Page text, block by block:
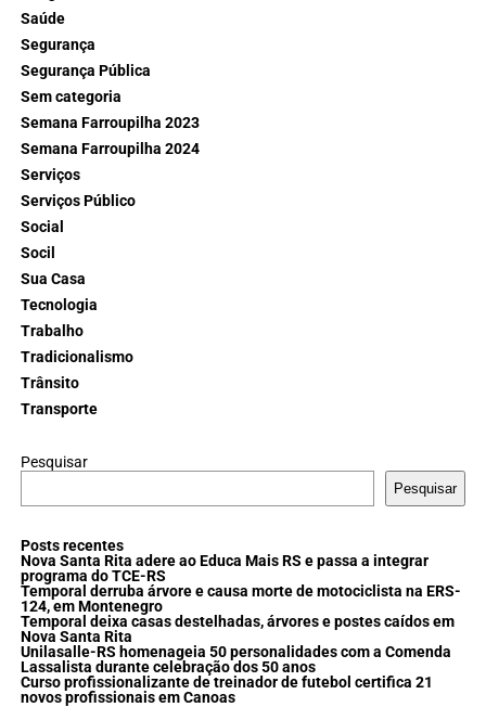
Saúde
Segurança
Segurança Pública
Sem categoria
Semana Farroupilha 2023
Semana Farroupilha 2024
Serviços
Serviços Público
Social
Socil
Sua Casa
Tecnologia
Trabalho
Tradicionalismo
Trânsito
Transporte
Pesquisar
Pesquisar
Posts recentes
Nova Santa Rita adere ao Educa Mais RS e passa a integrar
programa do TCE-RS
Temporal derruba árvore e causa morte de motociclista na ERS-
124, em Montenegro
Temporal deixa casas destelhadas, árvores e postes caídos em
Nova Santa Rita
Unilasalle-RS homenageia 50 personalidades com a Comenda
Lassalista durante celebração dos 50 anos
Curso profissionalizante de treinador de futebol certifica 21
novos profissionais em Canoas